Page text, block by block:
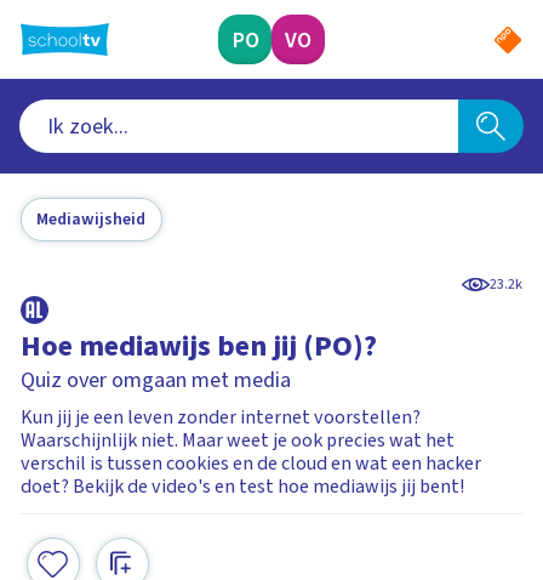
naar
hoofdinhoud
PO VO
Mediawijsheid
23.2k
Hoe mediawijs ben jij (PO)?
Quiz over omgaan met media
Kun jij je een leven zonder internet voorstellen?
Waarschijnlijk niet. Maar weet je ook precies wat het
verschil is tussen cookies en de cloud en wat een hacker
doet? Bekijk de video's en test hoe mediawijs jij bent!